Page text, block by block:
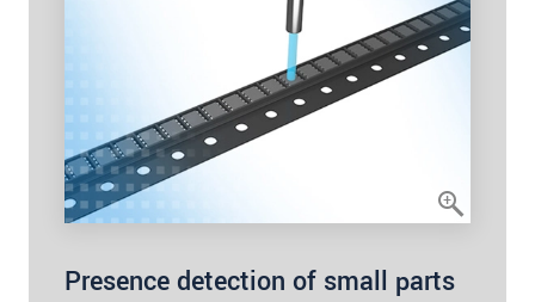
Presence detection of small parts